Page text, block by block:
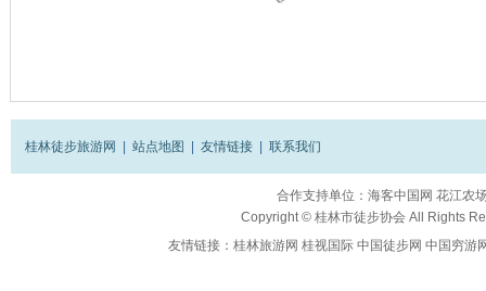
桂林徒步旅游网 站点地图 友情链接 联系我们
合作支持单位： 海客中国网 花江农
Copyright © 桂林市徒步协会All Rights
友情链接： 桂林旅游网 桂视国际 中国徒步网 中国穷游